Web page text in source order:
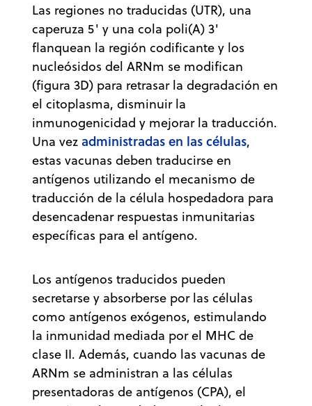
Las regiones no traducidas (UTR), una
caperuza 5' y una cola poli(A) 3'
flanquean la región codificante y los
nucleósidos del ARNm se modifican
(figura 3D) para retrasar la degradación en
el citoplasma, disminuir la
inmunogenicidad y mejorar la traducción.
Una vez administradas en las células,
estas vacunas deben traducirse en
antígenos utilizando el mecanismo de
traducción de la célula hospedadora para
desencadenar respuestas inmunitarias
específicas para el antígeno.
Los antígenos traducidos pueden
secretarse y absorberse por las células
como antígenos exógenos, estimulando
la inmunidad mediada por el MHC de
clase II. Además, cuando las vacunas de
ARNm se administran a las células
presentadoras de antígenos (CPA), el